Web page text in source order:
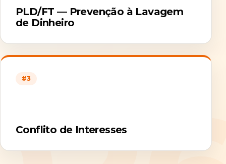
PLD/FT — Prevenção à Lavagem
de Dinheiro
#3
Conflito de Interesses